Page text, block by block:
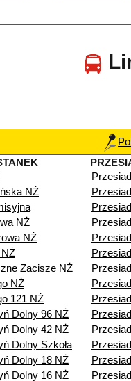
NŻ
NŻ
NŻ
NŻ
Zacisze NŻ
NŻ
121 NŻ
Dolny 96 NŻ
Dolny 42 NŻ
Dolny Szkoła
Dolny 18 NŻ
Dolny 16 NŻ